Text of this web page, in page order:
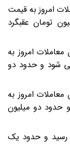
امروز به قیمت
تومان عقبگرد
امروز به
معامله می شود و حدود دو
امروز به
رسید و حدود دو میلیون
تومان رسید و حدود یک